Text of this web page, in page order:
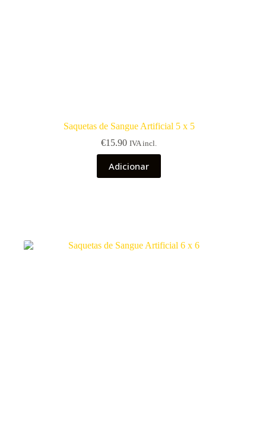
Saquetas de Sangue Artificial 5 x 5
€15.90 IVA incl.
Adicionar